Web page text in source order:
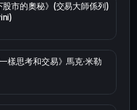
股市的奧秘》(交易大師係列)
樣思考和交易》馬克·米勒